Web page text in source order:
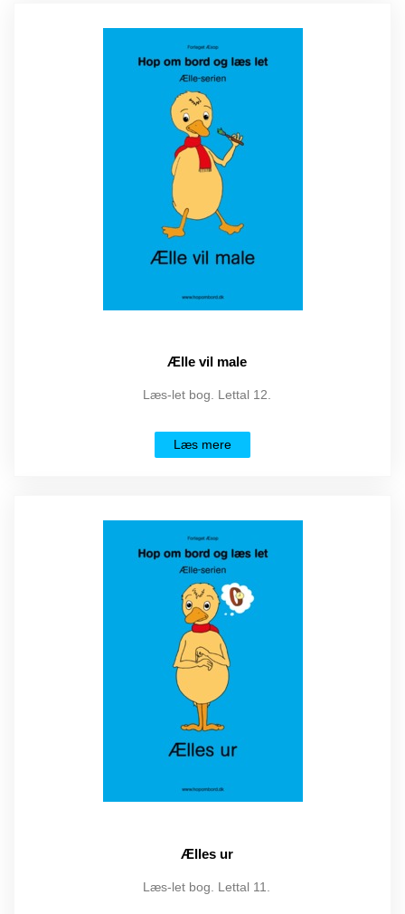
Ælle vil male
Læs-let bog. Lettal 12.
Læs mere
Ælles ur
Læs-let bog. Lettal 11.